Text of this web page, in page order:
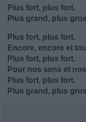
Plus fort, plus fort.
Plus grand, plus
Plus fort, plus fort.
Encore, encore et
Plus fort, plus fort.
Pour nos sens et
Plus fort, plus fort.
Plus grand, plus